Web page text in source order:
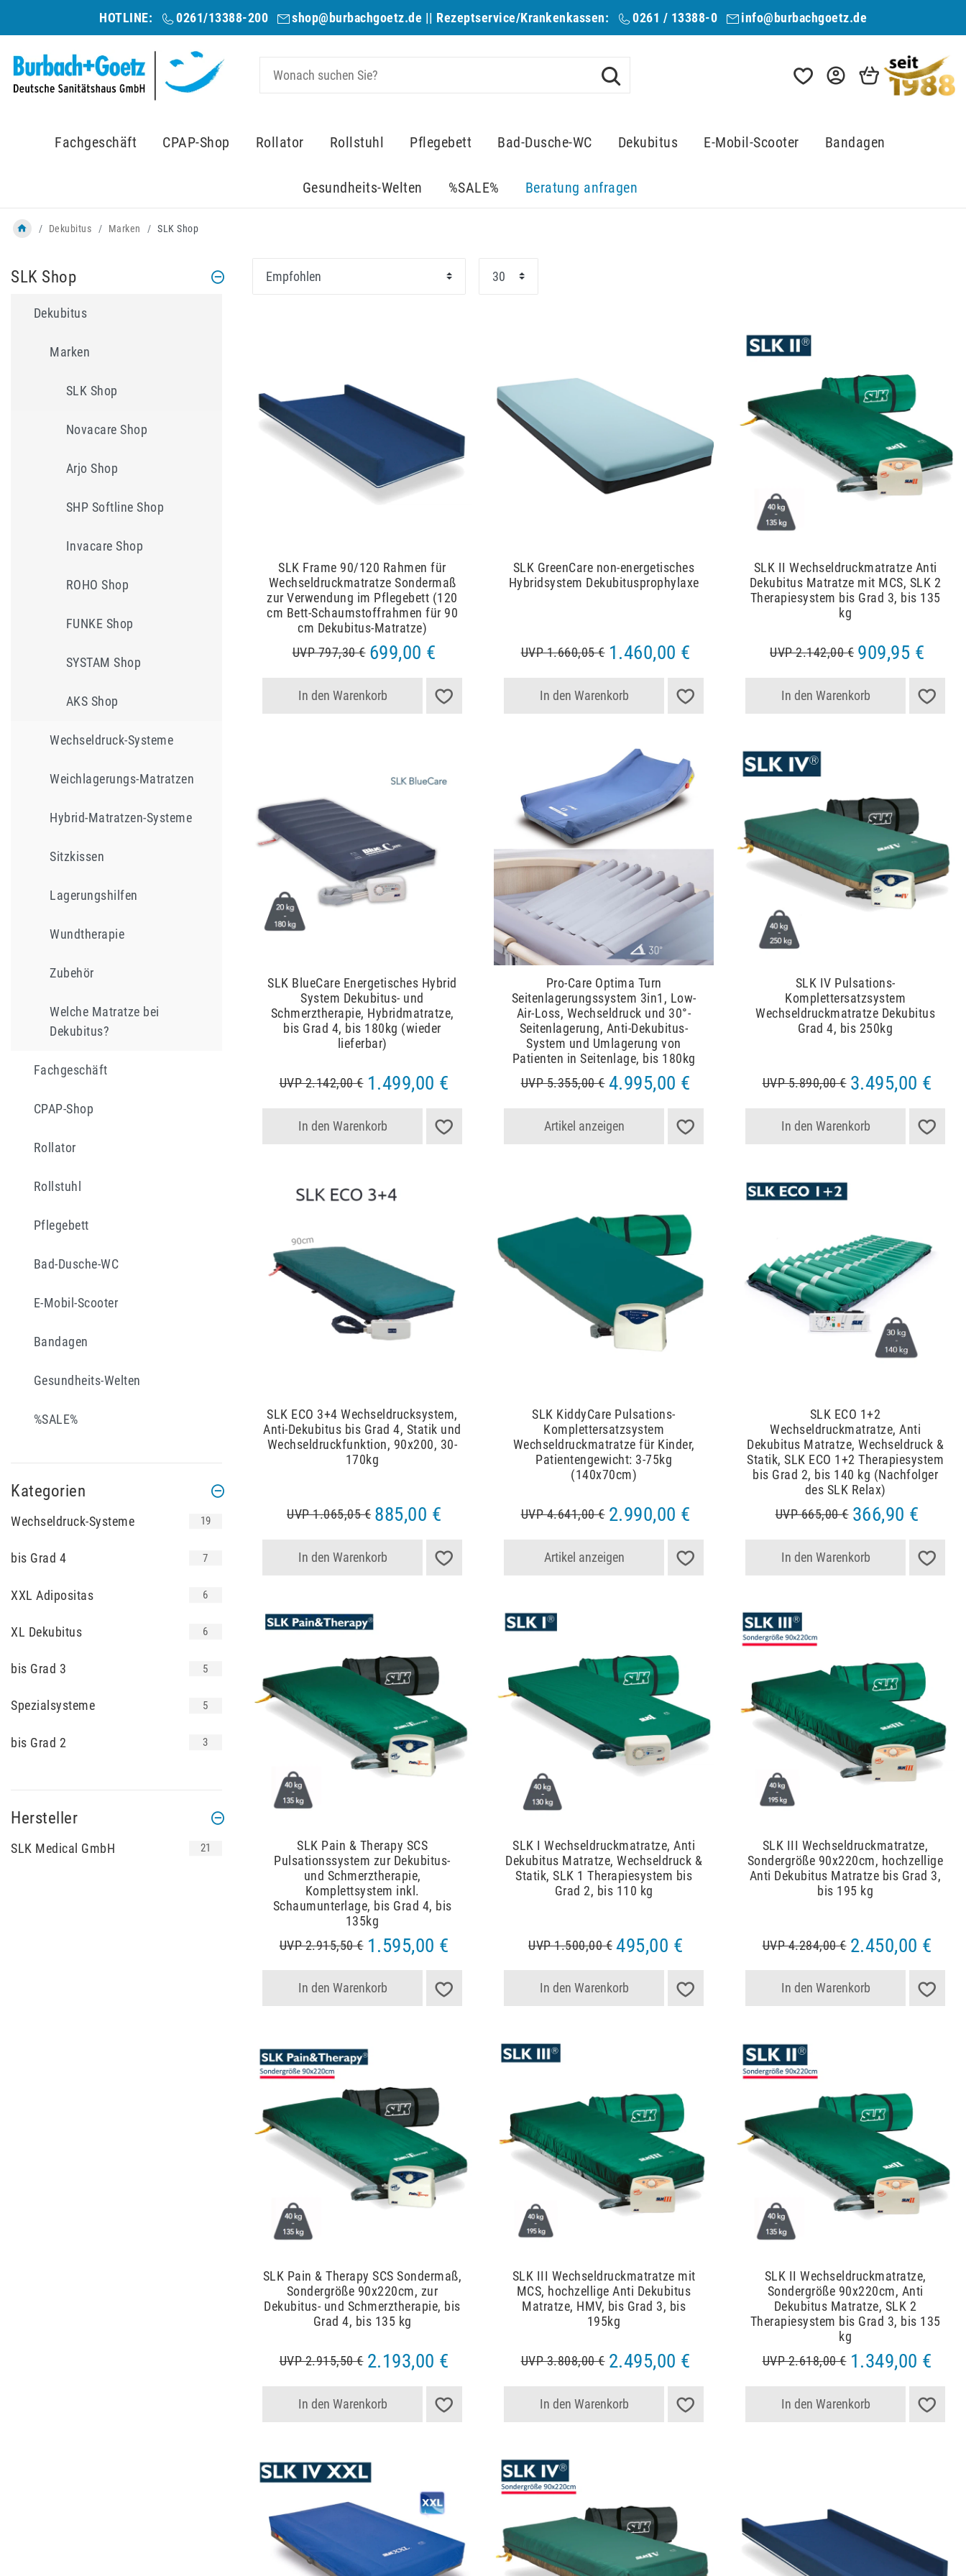
HOTLINE: 0261/13388-200 shop@burbachgoetz.de || Rezeptservice/Krankenkassen: 0261 / 13388-0 info@burbachgoetz.de
Fachgeschäft CPAP-Shop Rollator Rollstuhl Pflegebett Bad-Dusche-WC Dekubitus E-Mobil-Scooter Bandagen
Gesundheits-Welten %SALE% Beratung anfragen
Dekubitus Marken SLK Shop
SLK Shop
Dekubitus
Marken
SLK Shop
Novacare Shop
Arjo Shop
SHP Softline Shop
Invacare Shop
ROHO Shop
FUNKE Shop
SYSTAM Shop
AKS Shop
Wechseldruck-Systeme
Weichlagerungs-Matratzen
Hybrid-Matratzen-Systeme
Sitzkissen
Lagerungshilfen
Wundtherapie
Zubehör
Welche Matratze bei
Dekubitus?
Fachgeschäft
CPAP-Shop
Rollator
Rollstuhl
Pflegebett
Bad-Dusche-WC
E-Mobil-Scooter
Bandagen
Gesundheits-Welten
%SALE%
Kategorien
Wechseldruck-Systeme 19
bis Grad 4 7
XXL Adipositas 6
XL Dekubitus 6
bis Grad 3 5
Spezialsysteme 5
bis Grad 2 3
Hersteller
SLK Medical GmbH 21
SLK Frame 90/120 Rahmen für
Wechseldruckmatratze Sondermaß
zur Verwendung im Pflegebett (120
cm Bett-Schaumstoffrahmen für 90
cm Dekubitus-Matratze)
UVP 797,30 € 699,00 €
In den Warenkorb
SLK GreenCare non-energetisches
Hybridsystem Dekubitusprophylaxe
UVP 1.660,05 € 1.460,00 €
In den Warenkorb
SLK II Wechseldruckmatratze Anti
Dekubitus Matratze mit MCS, SLK 2
Therapiesystem bis Grad 3, bis 135
kg
UVP 2.142,00 € 909,95 €
In den Warenkorb
SLK BlueCare Energetisches Hybrid
System Dekubitus- und
Schmerztherapie, Hybridmatratze,
bis Grad 4, bis 180kg (wieder
lieferbar)
UVP 2.142,00 € 1.499,00 €
In den Warenkorb
Pro-Care Optima Turn
Seitenlagerungssystem 3in1, Low-
Air-Loss, Wechseldruck und 30°-
Seitenlagerung, Anti-Dekubitus-
System und Umlagerung von
Patienten in Seitenlage, bis 180kg
UVP 5.355,00 € 4.995,00 €
Artikel anzeigen
SLK IV Pulsations-
Komplettersatzsystem
Wechseldruckmatratze Dekubitus
Grad 4, bis 250kg
UVP 5.890,00 € 3.495,00 €
In den Warenkorb
SLK ECO 3+4 Wechseldrucksystem,
Anti-Dekubitus bis Grad 4, Statik und
Wechseldruckfunktion, 90x200, 30-
170kg
UVP 1.065,05 € 885,00 €
In den Warenkorb
SLK KiddyCare Pulsations-
Komplettersatzsystem
Wechseldruckmatratze für Kinder,
Patientengewicht: 3-75kg
(140x70cm)
UVP 4.641,00 € 2.990,00 €
Artikel anzeigen
SLK ECO 1+2
Wechseldruckmatratze, Anti
Dekubitus Matratze, Wechseldruck &
Statik, SLK ECO 1+2 Therapiesystem
bis Grad 2, bis 140 kg (Nachfolger
des SLK Relax)
UVP 665,00 € 366,90 €
In den Warenkorb
SLK Pain & Therapy SCS
Pulsationssystem zur Dekubitus-
und Schmerztherapie,
Komplettsystem inkl.
Schaumunterlage, bis Grad 4, bis
135kg
UVP 2.915,50 € 1.595,00 €
In den Warenkorb
SLK I Wechseldruckmatratze, Anti
Dekubitus Matratze, Wechseldruck &
Statik, SLK 1 Therapiesystem bis
Grad 2, bis 110 kg
UVP 1.500,00 € 495,00 €
In den Warenkorb
SLK III Wechseldruckmatratze,
Sondergröße 90x220cm, hochzellige
Anti Dekubitus Matratze bis Grad 3,
bis 195 kg
UVP 4.284,00 € 2.450,00 €
In den Warenkorb
SLK Pain & Therapy SCS Sondermaß,
Sondergröße 90x220cm, zur
Dekubitus- und Schmerztherapie, bis
Grad 4, bis 135 kg
UVP 2.915,50 € 2.193,00 €
In den Warenkorb
SLK III Wechseldruckmatratze mit
MCS, hochzellige Anti Dekubitus
Matratze, HMV, bis Grad 3, bis
195kg
UVP 3.808,00 € 2.495,00 €
In den Warenkorb
SLK II Wechseldruckmatratze,
Sondergröße 90x220cm, Anti
Dekubitus Matratze, SLK 2
Therapiesystem bis Grad 3, bis 135
kg
UVP 2.618,00 € 1.349,00 €
In den Warenkorb